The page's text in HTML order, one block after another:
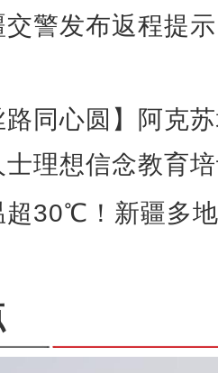
交警发布返程提
路同心圆】阿克
士理想信念教育
超30℃！新疆多地
喀什地区650万亩棉